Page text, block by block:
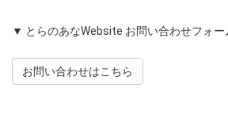
▼ とらのあなWebsite お問い合わせフォー
お問い合わせはこちら